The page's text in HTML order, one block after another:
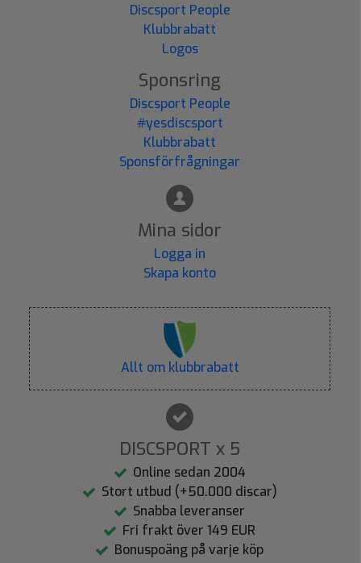
Discsport People
Klubbrabatt
Logos
Sponsring
Discsport People
#yesdiscsport
Klubbrabatt
Sponsförfrågningar
Mina sidor
Logga in
Skapa konto
Allt om klubbrabatt
DISCSPORT x 5
Online sedan 2004
Stort utbud (+50.000 discar)
Snabba leveranser
Fri frakt över 149 EUR
Bonuspoäng på varje köp